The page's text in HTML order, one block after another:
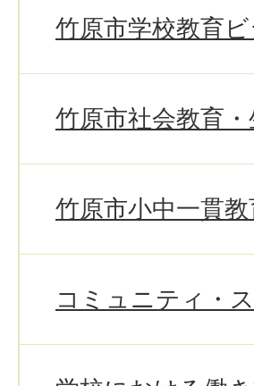
竹原市学校教育
竹原市社会教育
竹原市小中一貫
コミュニティ・